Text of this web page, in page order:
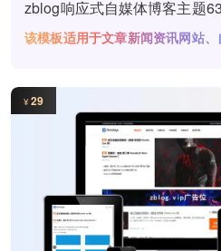
zblog响应式自媒体博客主题
该模板适用于文章新闻资讯网站
¥29